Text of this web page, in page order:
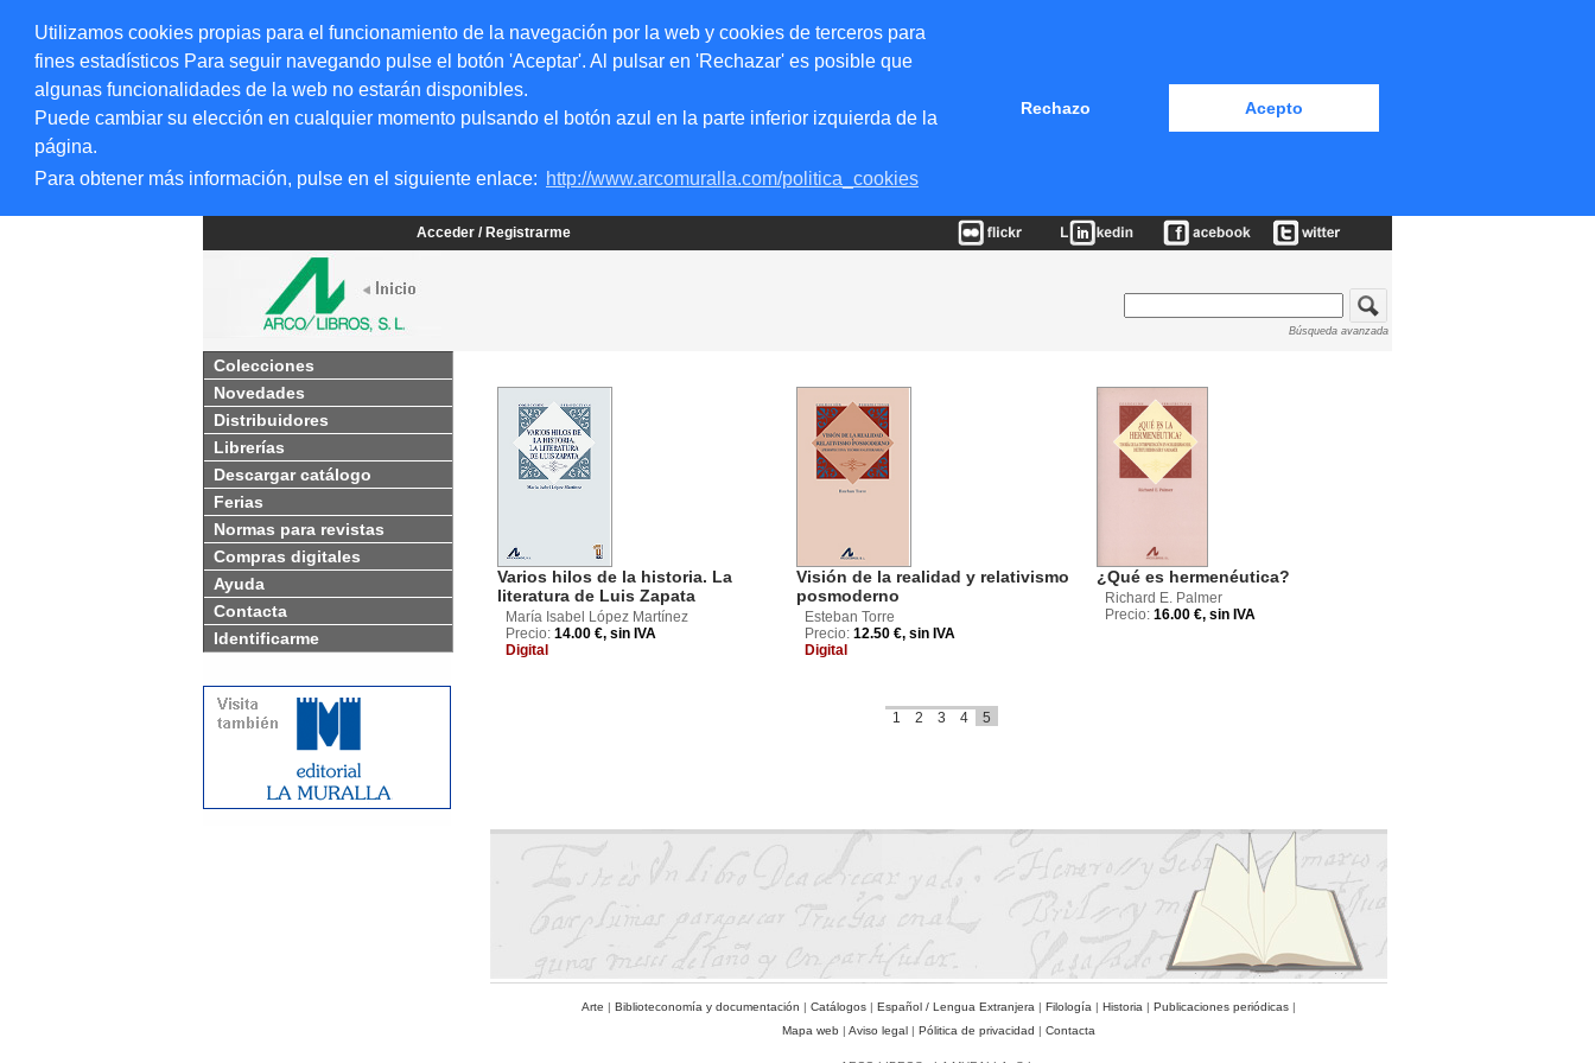
Utilizamos cookies propias para el funcionamiento de la navegación por la web y cookies de terceros para
fines estadísticos Para seguir navegando pulse el botón 'Aceptar'. Al pulsar en 'Rechazar' es posible que
algunas funcionalidades de la web no estarán disponibles.
Puede cambiar su elección en cualquier momento pulsando el botón azul en la parte inferior izquierda de la
página.
Para obtener más información, pulse en el siguiente enlace: http://www.arcomuralla.com/politica_cookies
Rechazo Acepto
Acceder / Registrarme
Búsqueda avanzada
Colecciones
Novedades
Distribuidores
Librerías
Descargar catálogo
Ferias
Normas para revistas
Compras digitales
Ayuda
Contacta
Identificarme
Varios hilos de la historia. La
literatura de Luis Zapata
María Isabel López Martínez
Precio: 14.00 €, sin IVA
Digital
Visión de la realidad y relativismo
posmoderno
Esteban Torre
Precio: 12.50 €, sin IVA
Digital
¿Qué es hermenéutica?
Richard E. Palmer
Precio: 16.00 €, sin IVA
1 2 3 4 5
Arte | Biblioteconomía y documentación | Catálogos | Español / Lengua Extranjera | Filología | Historia | Publicaciones periódicas |
Mapa web | Aviso legal | Pólitica de privacidad | Contacta